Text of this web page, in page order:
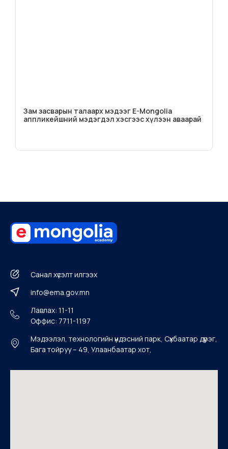
Зам засварын талаарх мэдээг E-Mongolia
аппликейшний мэдэгдэл хэсгээс хүлээн аваарай
Санал хүсэлт илгээх
info@ema.gov.mn
Лавлах: 11-11
Оффис: 7711-1197
Мэдээлэл, технологийн үндэсний парк, Сүхбаатар дүүрэг,
Бага тойруу – 49, Улаанбаатар хот,